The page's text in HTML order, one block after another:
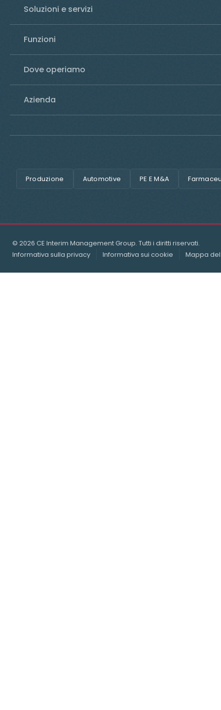
Soluzioni e servizi
Funzioni
Dove operiamo
Azienda
Produzione Automotive PE E M&A
© 2026 CE Interim Management Group. Tutti i diritti riservati.
Informativa sulla privacy
Informativa sui cookie Mappa